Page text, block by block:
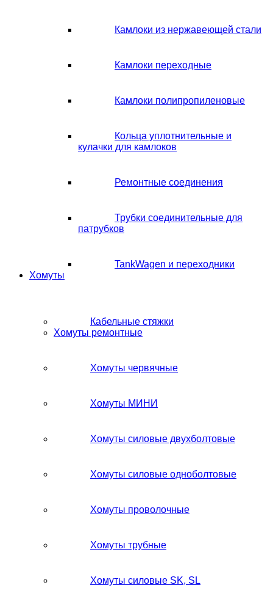
Камлоки из нержавеющей стали
Камлоки переходные
Камлоки полипропиленовые
Кольца уплотнительные и
кулачки для камлоков
Ремонтные соединения
Трубки соединительные для
патрубков
TankWagen и переходники
Хомуты
Кабельные стяжки
Хомуты ремонтные
Хомуты червячные
Хомуты МИНИ
Хомуты силовые двухболтовые
Хомуты силовые одноболтовые
Хомуты проволочные
Хомуты трубные
Хомуты силовые SK, SL